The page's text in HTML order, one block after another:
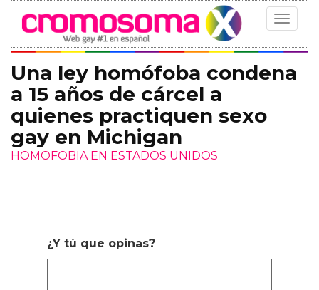
Toggle
Una ley homófoba condena
a 15 años de cárcel a
quienes practiquen sexo
gay en Michigan
HOMOFOBIA EN ESTADOS UNIDOS
¿Y tú que opinas?